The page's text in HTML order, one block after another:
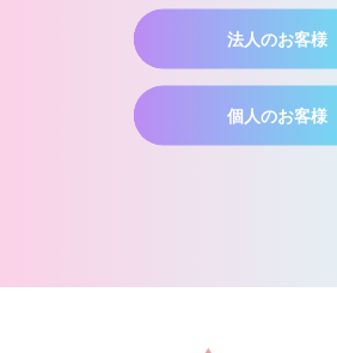
法人のお客様
個人のお客様